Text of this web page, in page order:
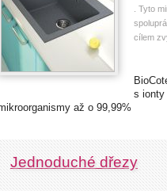
Tyto
cílem
s ionty
až o 99,99%
Jednoduché dřezy